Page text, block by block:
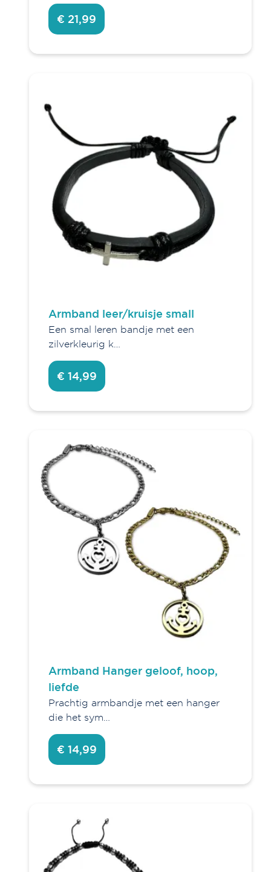
€ 21,99
Armband leer/kruisje small
Een smal leren bandje met een
zilverkleurig k…
€ 14,99
Armband Hanger geloof, hoop,
liefde
Prachtig armbandje met een hanger
die het sym…
€ 14,99